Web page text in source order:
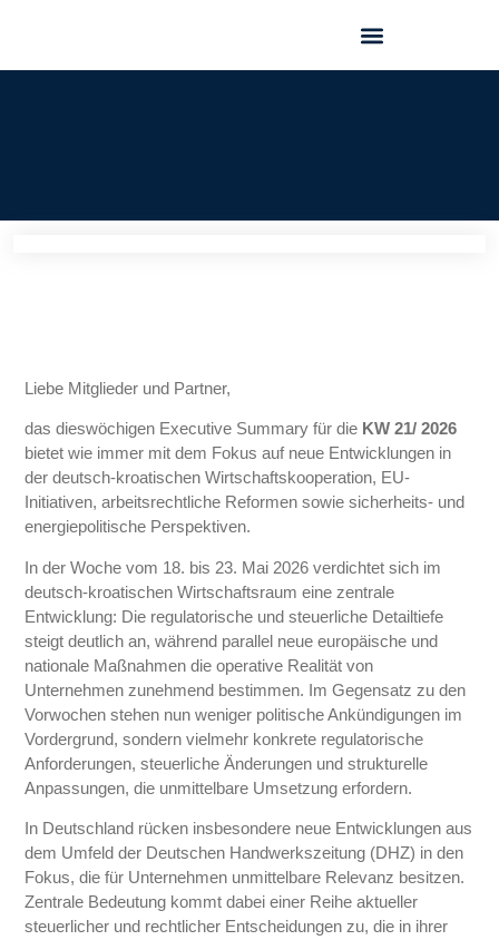
Liebe Mitglieder und Partner,
das dieswöchigen Executive Summary für die KW 21/ 2026
bietet wie immer mit dem Fokus auf neue Entwicklungen in
der deutsch-kroatischen Wirtschaftskooperation, EU-
Initiativen, arbeitsrechtliche Reformen sowie sicherheits- und
energiepolitische Perspektiven.
In der Woche vom 18. bis 23. Mai 2026 verdichtet sich im
deutsch‑kroatischen Wirtschaftsraum eine zentrale
Entwicklung: Die regulatorische und steuerliche Detailtiefe
steigt deutlich an, während parallel neue europäische und
nationale Maßnahmen die operative Realität von
Unternehmen zunehmend bestimmen. Im Gegensatz zu den
Vorwochen stehen nun weniger politische Ankündigungen im
Vordergrund, sondern vielmehr konkrete regulatorische
Anforderungen, steuerliche Änderungen und strukturelle
Anpassungen, die unmittelbare Umsetzung erfordern.
In Deutschland rücken insbesondere neue Entwicklungen aus
dem Umfeld der Deutschen Handwerkszeitung (DHZ) in den
Fokus, die für Unternehmen unmittelbare Relevanz besitzen.
Zentrale Bedeutung kommt dabei einer Reihe aktueller
steuerlicher und rechtlicher Entscheidungen zu, die in ihrer